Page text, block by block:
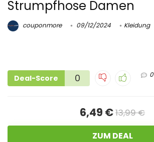
Strumpfhose Damen
couponmore 09/12/2024 Kleidung
Deal-Score 0 0
6,49 €13,99 €
ZUM DEAL